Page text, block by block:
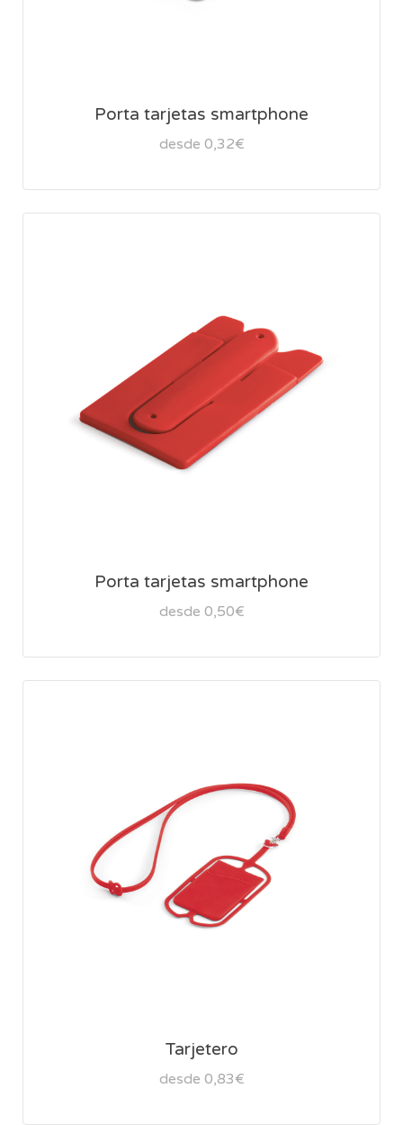
Porta tarjetas smartphone
desde 0,32€
Porta tarjetas smartphone
desde 0,50€
Tarjetero
desde 0,83€